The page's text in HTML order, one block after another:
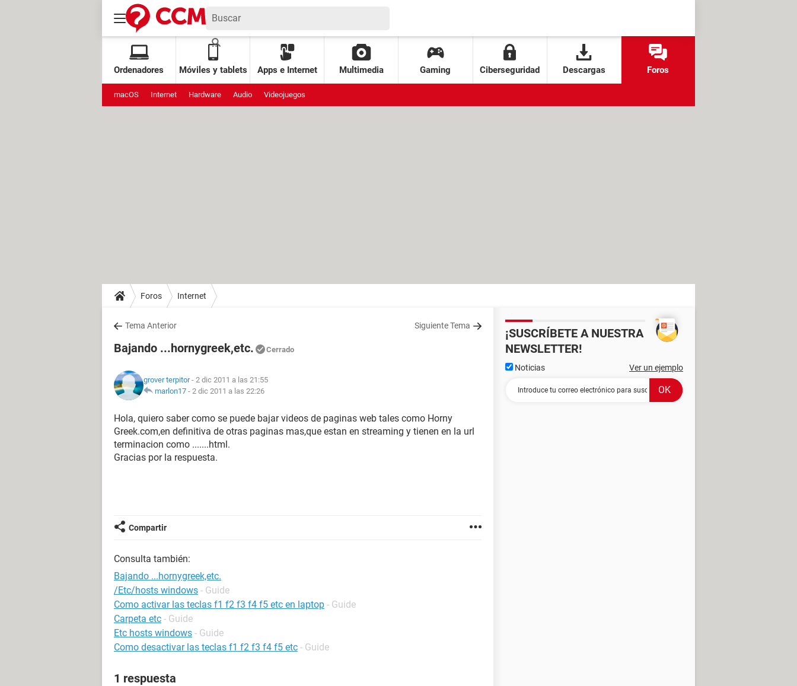
Ordenadores Móviles y tablets Apps e Internet Multimedia Gaming Ciberseguridad Descargas Foros
macOS Internet Hardware Audio Videojuegos
Foros Internet
Tema Anterior Siguiente Tema
Bajando ...hornygreek,etc. Cerrado
grover terpitor- 2 dic 2011 a las 21:55
marlon17 - 2 dic 2011 a las 22:26
Hola, quiero saber como se puede bajar videos de paginas web tales como Horny
Greek.com,en definitiva de otras paginas mas,que estan en streaming y tienen en la url
terminacion como .......html.
Gracias por la respuesta.
Compartir
Consulta también:
Bajando ...hornygreek,etc.
/Etc/hosts windows - Guide
Como activar las teclas f1 f2 f3 f4 f5 etc en laptop - Guide
Carpeta etc - Guide
Etc hosts windows - Guide
Como desactivar las teclas f1 f2 f3 f4 f5 etc - Guide
1 respuesta
¡SUSCRÍBETE A NUESTRA
NEWSLETTER!
Noticias Ver un ejemplo